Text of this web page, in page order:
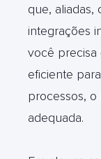
que,
integrações
você precisa
eficiente
processos,
adequada.